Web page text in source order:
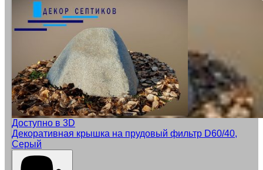
Доступно в 3D
Декоративная крышка на прудовый фильтр D60/40,
Серый